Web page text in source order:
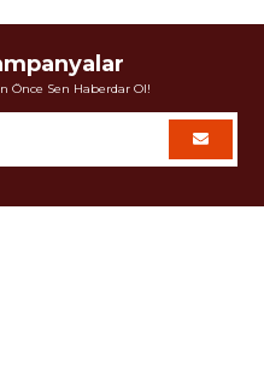
Önce Sen Haberdar Ol!